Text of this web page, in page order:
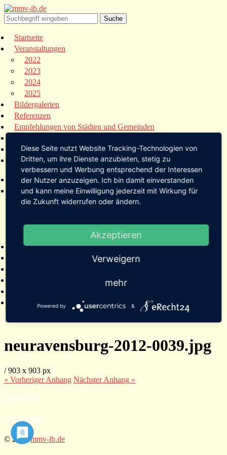
Startseite
Veranstaltungen
2022
2023
2024
2025
Bildergalerien
Referenzen
Empfehlungen von Städten und Gemeinden
Links
Kontakt
Startseite
Veranstaltungen
2022
2024
Bildergalerien
Kontakt
neuravensburg-2012-0039.jpg
/903 x 903 px
« VorherigerAnhang NächsterAnhang »
Impressum
Datenschutz
© 2026mmv-ib.de
Diese Seite nutzt Website Tracking-Technologien von
Dritten, um ihre Dienste anzubieten, stetig zu
verbessern und Werbung entsprechend der Interessen
der Nutzer anzuzeigen. Ich bin damit einverstanden
und kann meine Einwilligung jederzeit mit Wirkung für
die Zukunft widerrufen oder ändern.
Akzeptieren
Verweigern
mehr
Powered by &